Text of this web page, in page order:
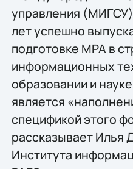
управления
лет успешно
подготовке МРА в
информационных
образовании и
является
спецификой этого
рассказывает Илья
Института